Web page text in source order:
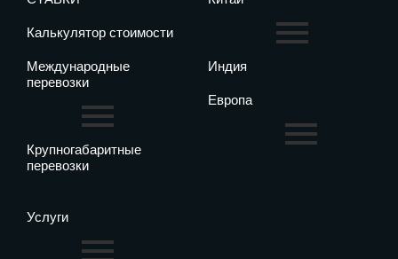
Калькулятор стоимости
Международные
перевозки
Крупногабаритные
перевозки
Индия
Европа
Услуги